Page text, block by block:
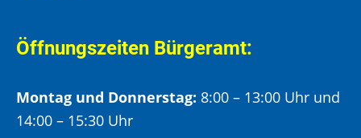
Öffnungszeiten Bürgeramt:
Montag und Donnerstag: 8:00 – 13:00 Uhr und
14:00 – 15:30 Uhr